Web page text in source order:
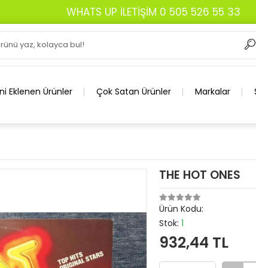
WHATS UP İLETİŞİM 0 505 526 55 33
Eklenen Ürünler Çok Satan Ürünler Markalar
THE HOT ONES
Ürün Kodu:
Stok: 1
932,44 TL